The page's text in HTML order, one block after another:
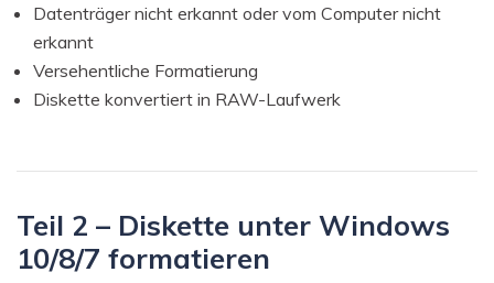
Datenträger nicht erkannt oder vom Computer nicht
erkannt
Versehentliche Formatierung
Diskette konvertiert in RAW-Laufwerk
Teil 2 – Diskette unter Windows
10/8/7 formatieren